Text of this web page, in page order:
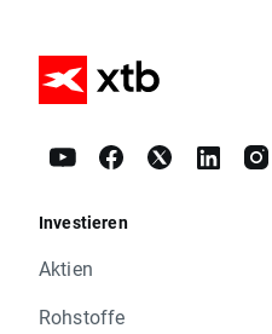
Investieren
Aktien
Rohstoffe